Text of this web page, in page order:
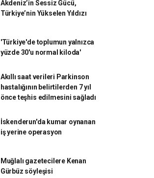
Akdeniz’in Sessiz Gücü,
Türkiye’nin Yükselen Yıldızı
'Türkiye'de toplumun yalnızca
yüzde 30'u normal kiloda'
Akıllı saat verileri Parkinson
hastalığının belirtilerden 7 yıl
önce teşhis edilmesini sağladı
İskenderun'da kumar oynanan
iş yerine operasyon
Muğlalı gazetecilere Kenan
Gürbüz söyleşisi